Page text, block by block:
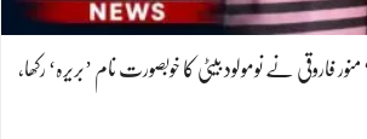
فاروقی نے نومولود بیٹی کا خوبصورت نام ’بریرہ‘ رکھا،